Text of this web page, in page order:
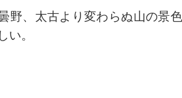
野、太古より変わらぬ山の景
い。